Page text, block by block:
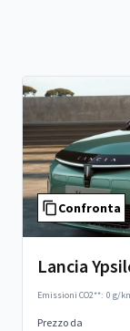
Confronta
Lancia
Emissioni CO2**: 0 g/
Prezzo da